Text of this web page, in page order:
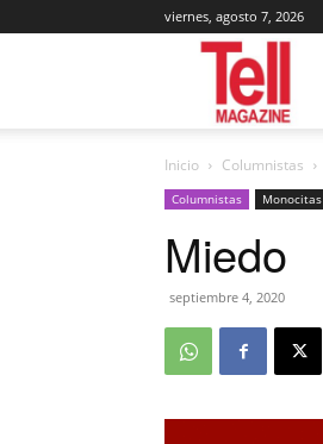
viernes, agosto 7, 2026
Inicio Columnistas
Columnistas Monocitas
Miedo
septiembre 4, 2020